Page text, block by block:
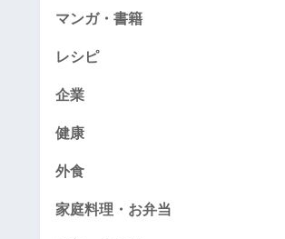
マンガ・書籍
レシピ
企業
健康
外食
家庭料理・お弁当